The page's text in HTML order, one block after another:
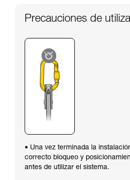
Precauciones de
• Una vez terminada la
correcto bloqueo y
antes de utilizar el sistema.